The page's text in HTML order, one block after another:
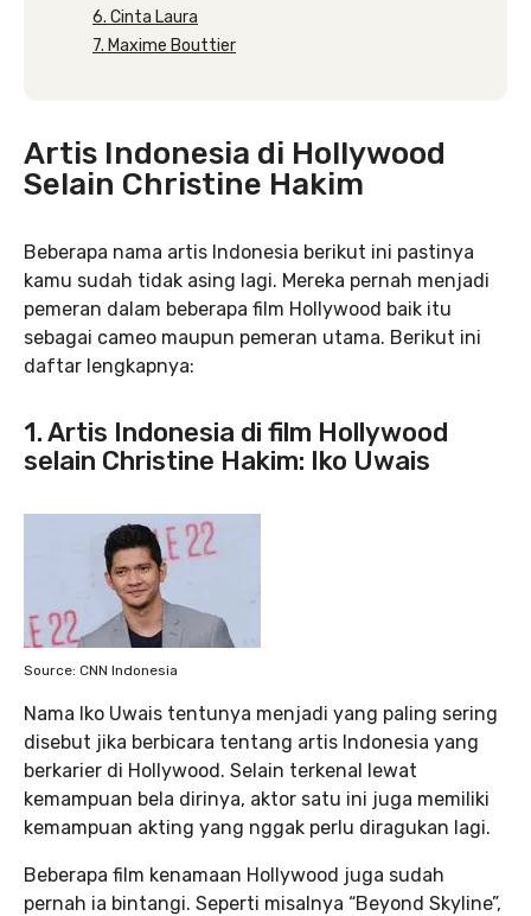
6. Cinta Laura
7. Maxime Bouttier
Artis Indonesia di Hollywood
Selain Christine Hakim
Beberapa nama artis Indonesia berikut ini pastinya
kamu sudah tidak asing lagi. Mereka pernah menjadi
pemeran dalam beberapa film Hollywood baik itu
sebagai cameo maupun pemeran utama. Berikut ini
daftar lengkapnya:
1. Artis Indonesia di film Hollywood
selain Christine Hakim: Iko Uwais
Source: CNN Indonesia
Nama Iko Uwais tentunya menjadi yang paling sering
disebut jika berbicara tentang artis Indonesia yang
berkarier di Hollywood. Selain terkenal lewat
kemampuan bela dirinya, aktor satu ini juga memiliki
kemampuan akting yang nggak perlu diragukan lagi.
Beberapa film kenamaan Hollywood juga sudah
pernah ia bintangi. Seperti misalnya “Beyond Skyline”,